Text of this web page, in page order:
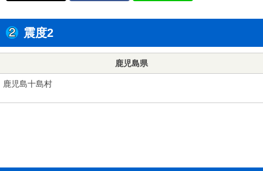
震度2
鹿児島県
鹿児島十島村